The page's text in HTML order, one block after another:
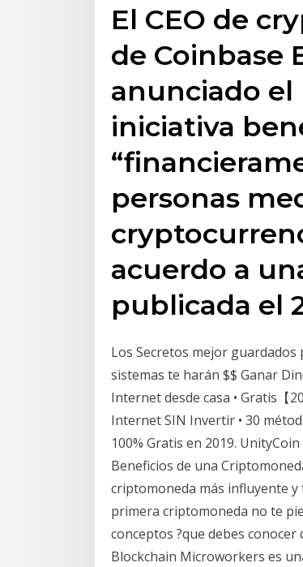
El CEO de
de Coinbase
anunciado
iniciativa
personas
acuerdo a
publicada el
Los Secretos mejor
sistemas te harán $$ Ganar
Internet desde casa • Gratis
Internet SIN Invertir • 30
100% Gratis en 2019.
Beneficios de una
criptomoneda más influyente y
primera criptomoneda no te
conceptos ?que debes
Blockchain Microworkers es